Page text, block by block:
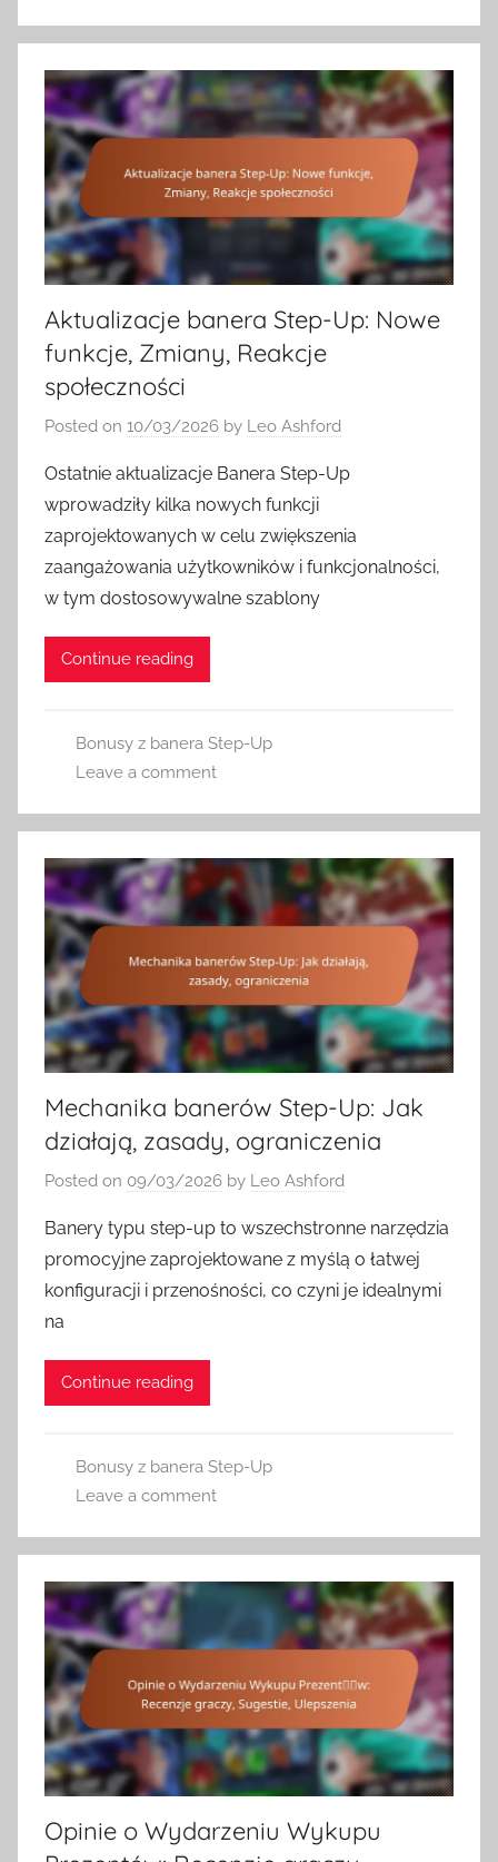
Aktualizacje banera Step-Up: Nowe
funkcje, Zmiany, Reakcje
społeczności
Posted on 10/03/2026 by Leo Ashford
Ostatnie aktualizacje Banera Step-Up
wprowadziły kilka nowych funkcji
zaprojektowanych w celu zwiększenia
zaangażowania użytkowników i funkcjonalności,
w tym dostosowywalne szablony
Continue reading
Bonusy z banera Step-Up
Leave a comment
Mechanika banerów Step-Up: Jak
działają, zasady, ograniczenia
Posted on 09/03/2026 by Leo Ashford
Banery typu step-up to wszechstronne narzędzia
promocyjne zaprojektowane z myślą o łatwej
konfiguracji i przenośności, co czyni je idealnymi
na
Continue reading
Bonusy z banera Step-Up
Leave a comment
Opinie o Wydarzeniu Wykupu